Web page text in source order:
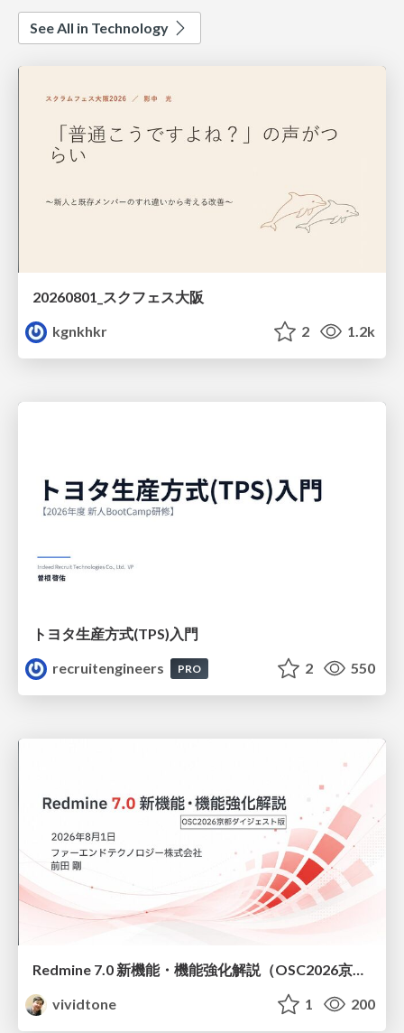
See All in Technology
20260801_スクフェス大阪
kgnkhkr
2 1.2k
トヨタ⽣産⽅式(TPS)⼊⾨
recruitengineers
PRO 2 550
Redmine 7.0 新機能・機能強化解説（OSC2026京都ダイジェスト版）
vividtone
1 200